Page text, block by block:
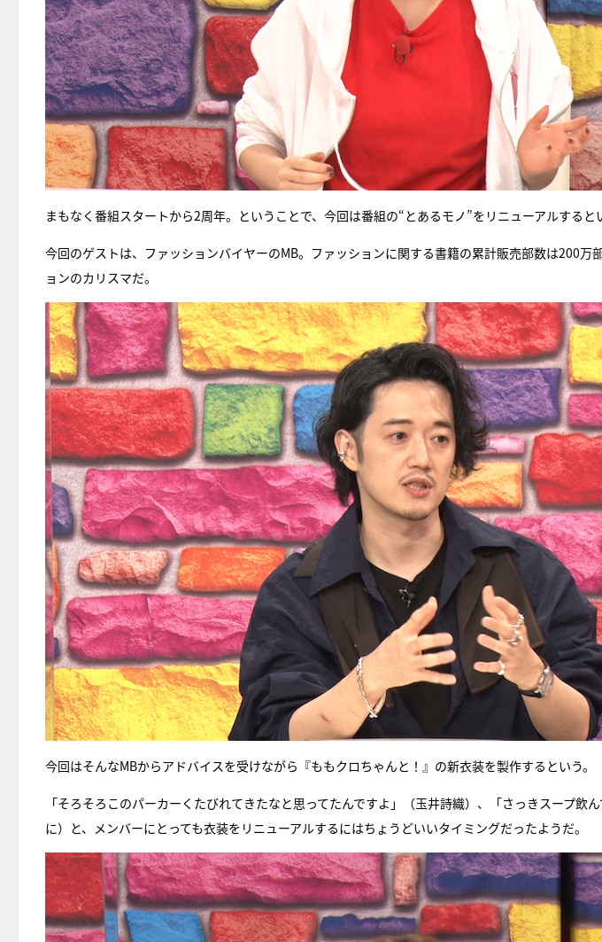
まもなく番組スタートから2周年。ということで、今回は番組の“とあるモノ”をリニューアルすると
今回のゲストは、ファッションバイヤーのMB。ファッションに関する書籍の累計販売部数は200万
ョンのカリスマだ。
今回はそんなMBからアドバイスを受けながら『ももクロちゃんと！』の新衣装を製作するという。
「そろそろこのパーカーくたびれてきたなと思ってたんですよ」（玉井詩織）、「さっきスープ飲
に）と、メンバーにとっても衣装をリニューアルするにはちょうどいいタイミングだったようだ。